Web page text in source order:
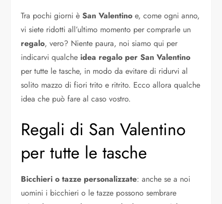
Tra pochi giorni èSan Valentino e, come ogni anno,
vi siete ridotti all’ultimo momento per comprarle un
regalo, vero? Niente paura, noi siamo qui per
indicarvi qualche idea regalo per San Valentino
per tutte le tasche, in modo da evitare di ridurvi al
solito mazzo di fiori trito e ritrito. Ecco allora qualche
idea che può fare al caso vostro.
Regali di San Valentino
per tutte le tasche
Bicchieri o tazze personalizzate: anche se a noi
uomini i bicchieri o le tazze possono sembrare